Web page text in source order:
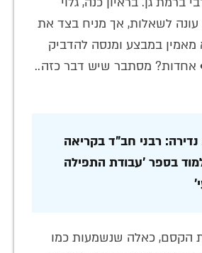
עונה לשאלות, אך מניח בצד את
מאמין במבצע ומנסה להדביק
אחדות? מסתבר שיש דבר כזה..
רבני חב"ד בקריאה
בספר 'עבודת התפילה
הקסם, כאלה שנשמעות כמו